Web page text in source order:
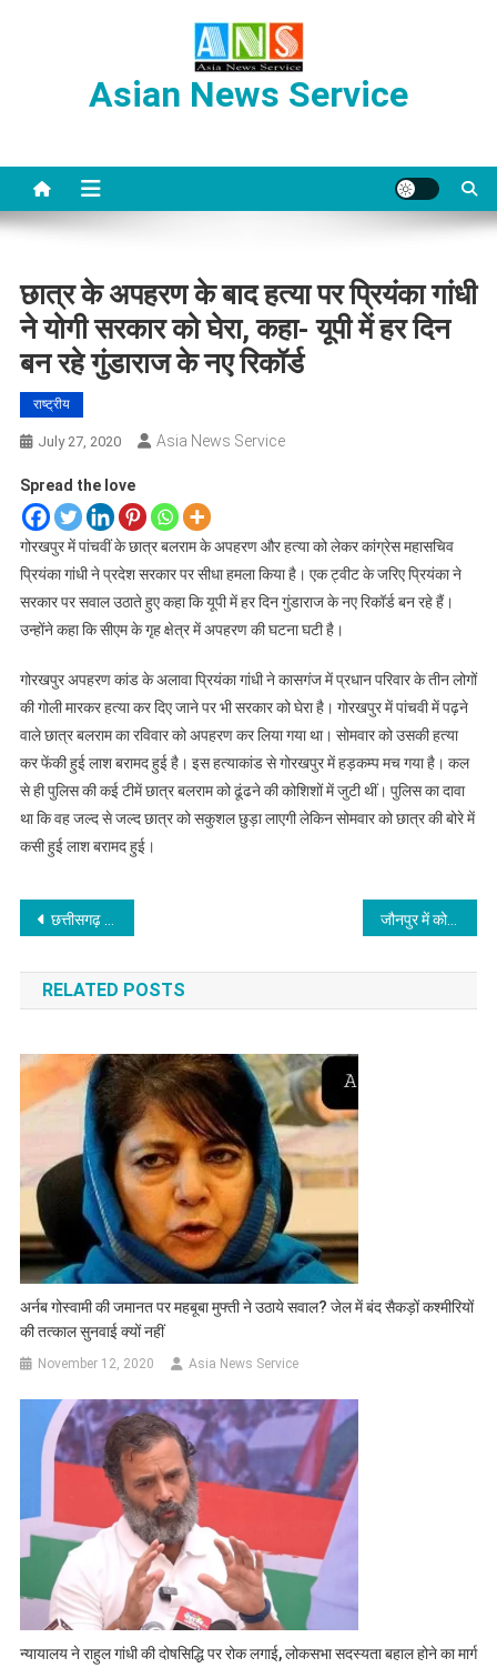
Asian News Service
छात्र के अपहरण के बाद हत्या पर प्रियंका गांधी
ने योगी सरकार को घेरा, कहा- यूपी में हर दिन
बन रहे गुंडाराज के नए रिकॉर्ड
राष्ट्रीय
July 27, 2020 Asia News Service
Spread the love
गोरखपुर में पांचवीं के छात्र बलराम के अपहरण और हत्‍या को लेकर कांग्रेस महासचिव
प्रियंका गांधी ने प्रदेश सरकार पर सीधा हमला किया है। एक ट्वीट के जरिए प्रियंका ने
सरकार पर सवाल उठाते हुए कहा कि यूपी में हर दिन गुंडाराज के नए रिकॉर्ड बन रहे हैं।
उन्‍होंने कहा कि सीएम के गृह क्षेत्र में अपहरण की घटना घटी है।
गोरखपुर अपहरण कांड के अलावा प्रियंका गांधी ने कासगंज में प्रधान परिवार के तीन लोगों
की गोली मारकर हत्‍या कर दिए जाने पर भी सरकार को घेरा है। गोरखपुर में पांचवी में पढ़ने
वाले छात्र बलराम का रविवार को अपहरण कर लिया गया था। सोमवार को उसकी हत्‍या
कर फेंकी हुई लाश बरामद हुई है। इस हत्‍याकांड से गोरखपुर में हड़कम्‍प मच गया है। कल
से ही पुलिस की कई टीमें छात्र बलराम को ढूंढने की कोशिशों में जुटी थीं। पुलिस का दावा
था कि वह जल्‍द से जल्‍द छात्र को सकुशल छुड़ा लाएगी लेकिन सोमवार को छात्र की बोरे में
कसी हुई लाश बरामद हुई।
Post
navigation
छत्तीसगढ़ में 6 अगस्त तक बढ़ाया गया लॉकडाउन जौनपुर में कोरोना वायरस के 68 नए मामले सामने आए,संख्या 1429 हुई
RELATED POSTS
अर्नब गोस्वामी की जमानत पर महबूबा मुफ्ती ने उठाये सवाल? जेल में बंद सैकड़ों कश्मीरियों
की तत्काल सुनवाई क्यों नहीं
November 12, 2020 Asia News Service
न्यायालय ने राहुल गांधी की दोषसिद्धि पर रोक लगाई, लोकसभा सदस्यता बहाल होने का मार्ग